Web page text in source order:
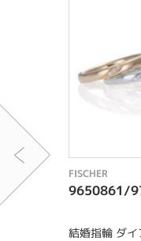
FISCHER
9650861/
結婚指輪 ダ